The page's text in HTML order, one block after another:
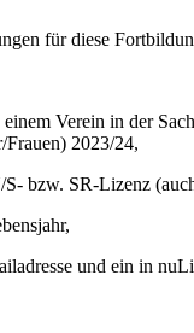
für diese
Verein in der
Frauen) 2023/24,
bzw. SR-Lizenz
und ein in